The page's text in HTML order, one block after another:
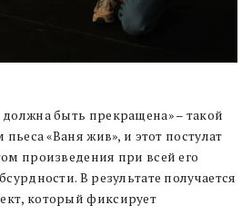
быть прекращена» – такой
пьеса «Ваня жив», и этот постулат
произведения при всей его
В результате получается
который фиксирует